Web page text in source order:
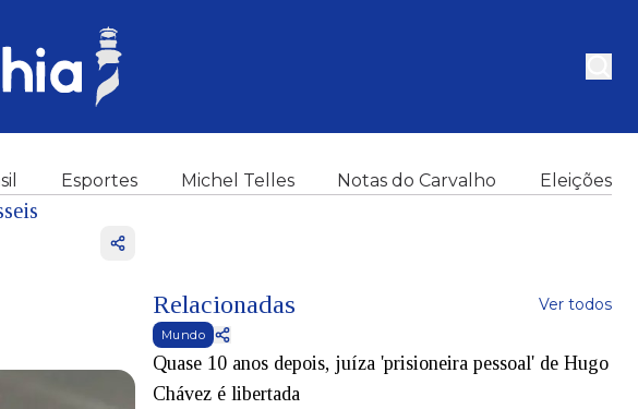
Esportes Michel Telles Notas do Carvalho Eleições
Relacionadas Ver todos
Mundo
Quase 10 anos depois, juíza 'prisioneira pessoal' de Hugo
Chávez é libertada